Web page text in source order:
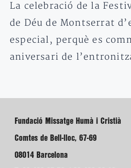
La celebració de la
de Déu de Montserrat
especial, perquè es
aniversari de
Fundació Missatge Humà i Cristià
Comtes de Bell-lloc, 67-69
08014 Barcelona